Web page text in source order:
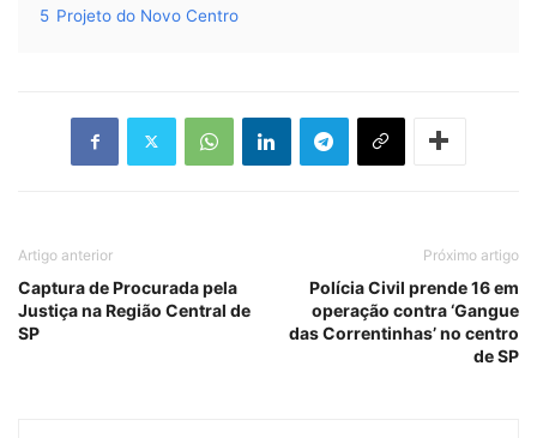
5 Projeto do Novo Centro
Artigo anterior
Captura de Procurada pela
Justiça na Região Central de
SP
Próximo artigo
Polícia Civil prende 16 em
operação contra ‘Gangue
das Correntinhas’ no centro
de SP